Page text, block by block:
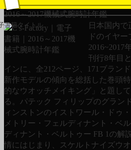
書籍タイトル
2016～2017機械式腕時計年鑑
日本国内
ドのイヤ
2016~2017
刊行8年目
インに、全212ページ、171ブラン
新作モデルの傾向を総括した巻頭
的なウオッチメイキング」と題し
る。パテック フィリップのグラン
ィンストンのイストワール・ドゥ
メトリー・フェルディナント・ベ
ディナント・ベルトゥー FB 1の解
情にはじまり、スケルトナイズウ